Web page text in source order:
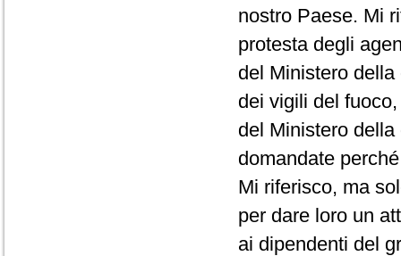
nostro Paese. Mi
protesta degli
del Ministero
dei vigili del
del Ministero
domandate
Mi riferisco, ma
per dare loro un
ai dipendenti del